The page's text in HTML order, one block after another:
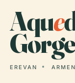
Aque
EREVAN